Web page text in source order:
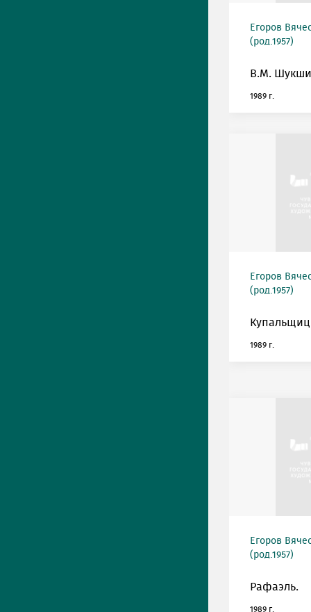
Егоров
(род.1957)
В.М.
1989 г.
Егоров
(род.1957)
1989 г.
Егоров
(род.1957)
Рафаэль.
1989 г.